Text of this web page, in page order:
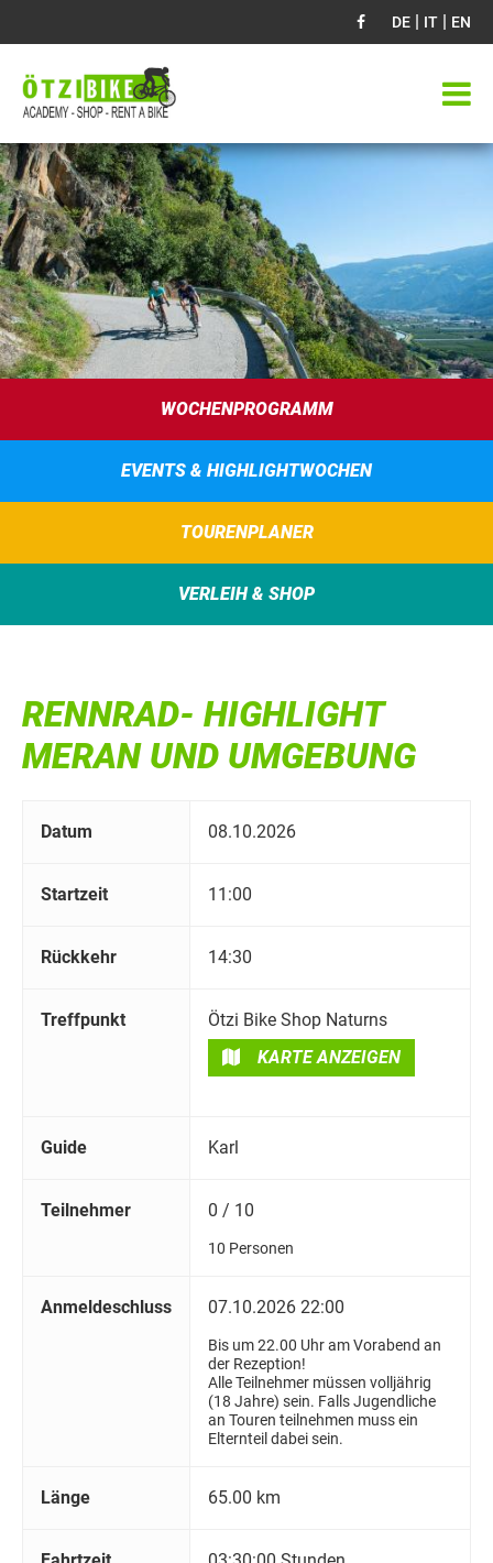
DE | IT | EN
WOCHENPROGRAMM
EVENTS & HIGHLIGHTWOCHEN
TOURENPLANER
VERLEIH & SHOP
RENNRAD- HIGHLIGHT
MERAN UND UMGEBUNG
Datum 08.10.2026
Startzeit 11:00
Rückkehr 14:30
Treffpunkt
Ötzi Bike Shop Naturns
KARTE ANZEIGEN
Guide Karl
Teilnehmer 0 / 10
10 Personen
Anmeldeschluss 07.10.2026 22:00
Bis um 22.00 Uhr am Vorabend an
der Rezeption!
Alle Teilnehmer müssen volljährig
(18 Jahre) sein. Falls Jugendliche
an Touren teilnehmen muss ein
Elternteil dabei sein.
Länge 65.00 km